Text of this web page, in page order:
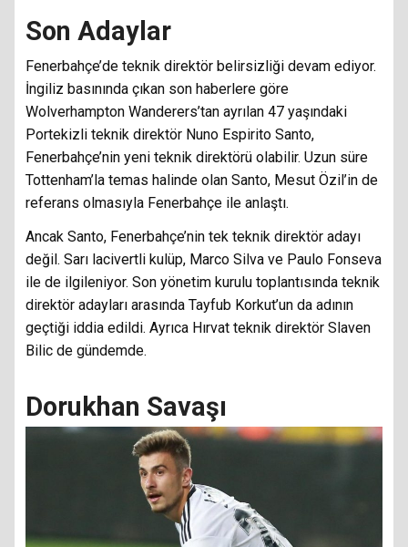
Son Adaylar
Fenerbahçe’de teknik direktör belirsizliği devam ediyor.
İngiliz basınında çıkan son haberlere göre
Wolverhampton Wanderers’tan ayrılan 47 yaşındaki
Portekizli teknik direktör Nuno Espirito Santo,
Fenerbahçe’nin yeni teknik direktörü olabilir. Uzun süre
Tottenham’la temas halinde olan Santo, Mesut Özil’in de
referans olmasıyla Fenerbahçe ile anlaştı.
Ancak Santo, Fenerbahçe’nin tek teknik direktör adayı
değil. Sarı lacivertli kulüp, Marco Silva ve Paulo Fonseva
ile de ilgileniyor. Son yönetim kurulu toplantısında teknik
direktör adayları arasında Tayfub Korkut’un da adının
geçtiği iddia edildi. Ayrıca Hırvat teknik direktör Slaven
Bilic de gündemde.
Dorukhan Savaşı